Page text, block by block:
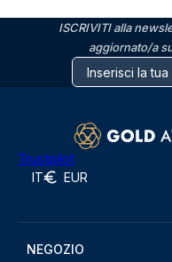
ISCRIVITI alla
aggiornato/a
Trustpilot
IT EUR
NEGOZIO